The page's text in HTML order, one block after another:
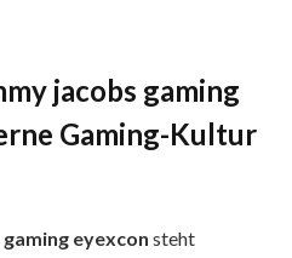
jacobs gaming
Gaming-Kultur
eyexcon steht